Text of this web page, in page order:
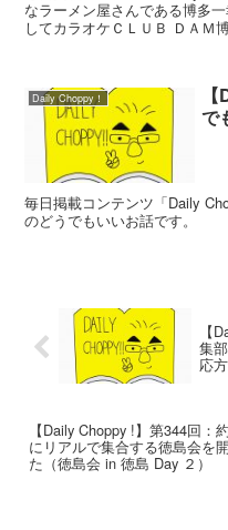
なラーメン屋さんである博多
してカラオケＣＬＵＢ ＤＡＭ
Daily Choppy！
で
毎日掲載コンテンツ「Daily
のどうでもいいお話です。
【
集
応
【Daily Choppy !】第344回：
にリアルで集合する徳島会を
た（徳島会 in 徳島 Day ２）